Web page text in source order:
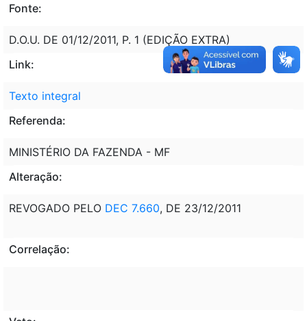
Fonte:
D.O.U. DE 01/12/2011, P. 1 (EDIÇÃO EXTRA)
Link:
Texto integral
Referenda:
MINISTÉRIO DA FAZENDA - MF
Alteração:
REVOGADO PELO DEC 7.660, DE 23/12/2011
Correlação: